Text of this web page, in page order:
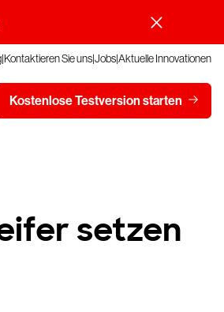
Kontaktieren Sie unsJobsAktuelle Innovationen
Kostenlose Testversion starten
setzen